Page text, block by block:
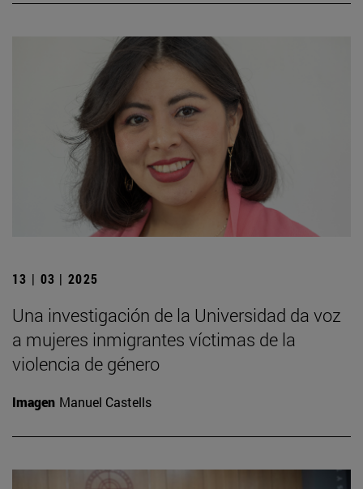
13 | 03 | 2025
Una investigación de la Universidad da voz
a mujeres inmigrantes víctimas de la
violencia de género
Imagen Manuel Castells